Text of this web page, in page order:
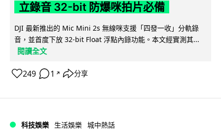
立錄音 32-bit 防爆咪拍片必備
DJI 最新推出的 Mic Mini 2s 無線咪支援「四發一收」分軌錄
音，並首度下放 32-bit Float 浮點內錄功能。本文經實測其...
閱讀全文
249 1 ↗ 分享
科技娛樂 生活娛樂 城中熱話